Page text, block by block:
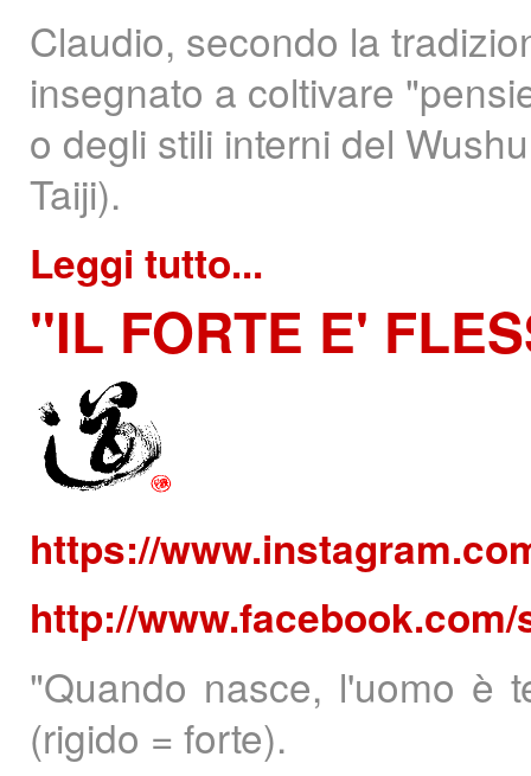
Claudio, secondo la
insegnato a coltivare
o degli stili interni del
Taiji).
Leggi tutto...
"IL FORTE E'
https://
http://
"Quando nasce, l'uomo è
(rigido = forte).